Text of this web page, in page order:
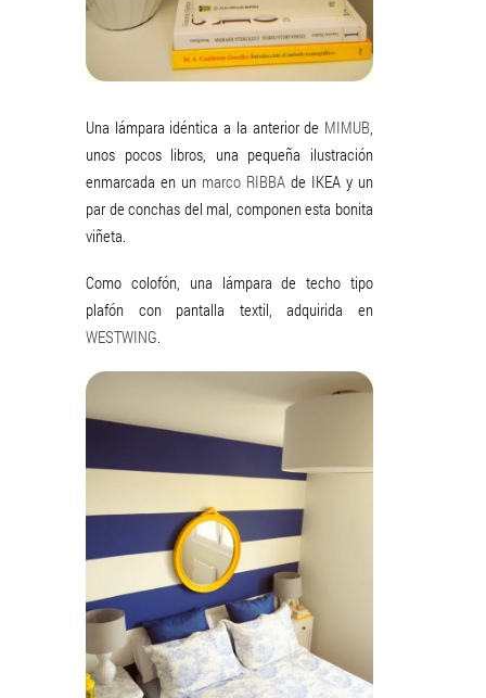
Una lámpara idéntica a la anterior de MIMUB,
unos pocos libros, una pequeña ilustración
enmarcada en un marco RIBBA de IKEA y un
par de conchas del mal, componen esta bonita
viñeta.
Como colofón, una lámpara de techo tipo
plafón con pantalla textil, adquirida en
WESTWING.